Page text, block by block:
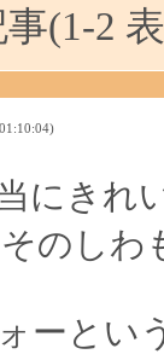
事(1-2
にきれ
のしわ
ーとい